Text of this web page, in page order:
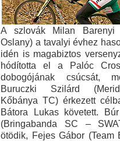
A szlovák Milan Barenyi
Oslany) a tavalyi évhez
idén is magabiztos
hódította el a Palóc
dobogójának csúcsát,
Buruczki Szilárd
Kőbánya TC) érkezett
Bátora Lukas követett.
(Bringabanda SC –
ötödik, Fejes Gábor (Team